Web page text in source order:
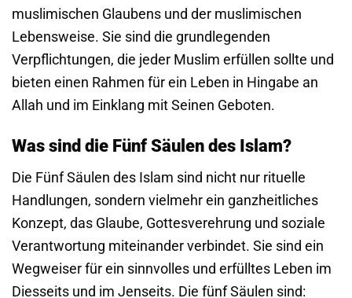
muslimischen Glaubens und der muslimischen
Lebensweise. Sie sind die grundlegenden
Verpflichtungen, die jeder Muslim erfüllen sollte und
bieten einen Rahmen für ein Leben in Hingabe an
Allah und im Einklang mit Seinen Geboten.
Was sind die Fünf Säulen des Islam?
Die Fünf Säulen des Islam sind nicht nur rituelle
Handlungen, sondern vielmehr ein ganzheitliches
Konzept, das Glaube, Gottesverehrung und soziale
Verantwortung miteinander verbindet. Sie sind ein
Wegweiser für ein sinnvolles und erfülltes Leben im
Diesseits und im Jenseits. Die fünf Säulen sind: